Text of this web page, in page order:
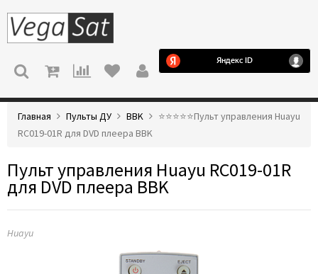
МЕНЮ
Главная Пульты ДУ BBK
⭐️⭐️⭐️⭐️⭐️Пульт управления Huayu
RC019-01R для DVD плеера BBK
Пульт управления Huayu RC019-01R
для DVD плеера BBK
Huayu